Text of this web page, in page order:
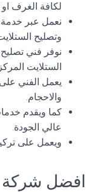
لكافة الغرف
نعمل عبر
وتصليح
الستلايت
يعمل الفني على
والاحجام.
كما ويقدم
عالي الجودة.
ويعمل على
افضل شركة